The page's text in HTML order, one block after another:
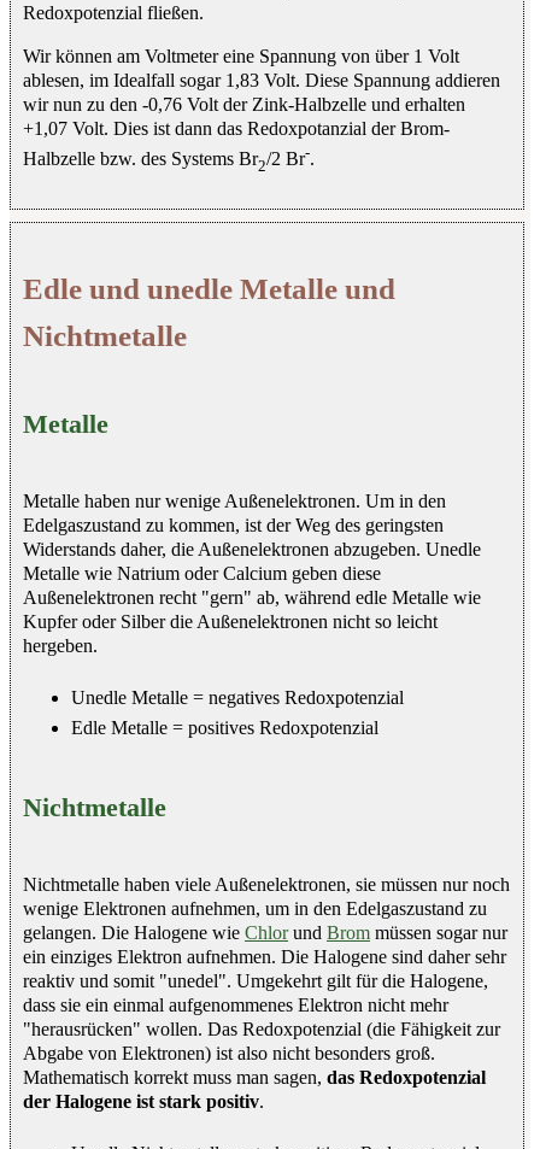
Redoxpotenzial fließen.
Wir können am Voltmeter eine Spannung von über 1 Volt
ablesen, im Idealfall sogar 1,83 Volt. Diese Spannung addieren
wir nun zu den -0,76 Volt der Zink-Halbzelle und erhalten
+1,07 Volt. Dies ist dann das Redoxpotanzial der Brom-
Halbzelle bzw. des Systems Br2/2 Br-.
Edle und unedle Metalle und
Nichtmetalle
Metalle
Metalle haben nur wenige Außenelektronen. Um in den
Edelgaszustand zu kommen, ist der Weg des geringsten
Widerstands daher, die Außenelektronen abzugeben. Unedle
Metalle wie Natrium oder Calcium geben diese
Außenelektronen recht "gern" ab, während edle Metalle wie
Kupfer oder Silber die Außenelektronen nicht so leicht
hergeben.
Unedle Metalle = negatives Redoxpotenzial
Edle Metalle = positives Redoxpotenzial
Nichtmetalle
Nichtmetalle haben viele Außenelektronen, sie müssen nur noch
wenige Elektronen aufnehmen, um in den Edelgaszustand zu
gelangen. Die Halogene wie Chlorund Brom müssen sogar nur
ein einziges Elektron aufnehmen. Die Halogene sind daher sehr
reaktiv und somit "unedel". Umgekehrt gilt für die Halogene,
dass sie ein einmal aufgenommenes Elektron nicht mehr
"herausrücken" wollen. Das Redoxpotenzial (die Fähigkeit zur
Abgabe von Elektronen) ist also nicht besonders groß.
Mathematisch korrekt muss man sagen, das Redoxpotenzial
der Halogene ist stark positiv.